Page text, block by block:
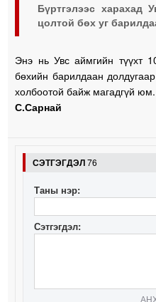
Бүртгэлээс харахад
цолтой бөх уг
Энэ нь Увс аймгийн түүхт
бөхийн барилдаан
холбоотой байж магадгүй юм.
С.Сарнай
СЭТГЭГДЭЛ76
Таны нэр:
Сэтгэгдэл: